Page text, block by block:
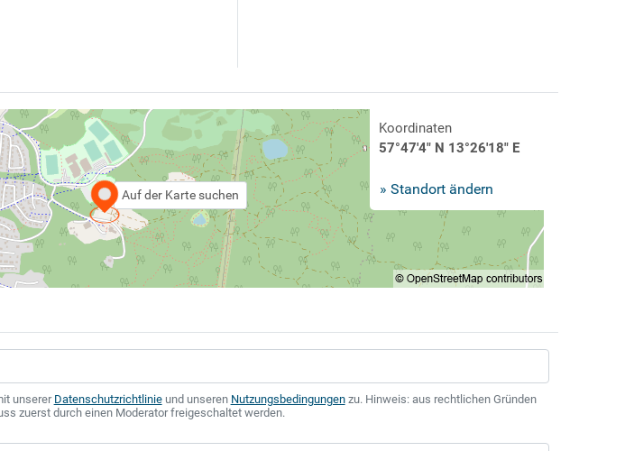
Auf der Karte suchen
Koordinaten
57°47'4" N 13°26'18" E
» Standort ändern
unsererDatenschutzrichtlinieund unseren Nutzungsbedingungenzu. Hinweis: aus rechtlichen Gründen
zuerst durch einen Moderator freigeschaltet werden.